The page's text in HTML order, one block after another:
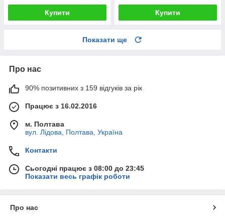
Купити Купити
Показати ще
Про нас
90% позитивних з 159 відгуків за рік
Працює з 16.02.2016
м. Полтава
вул. Лідова, Полтава, Україна
Контакти
Сьогодні працює з 08:00 до 23:45
Показати весь графік роботи
Про нас